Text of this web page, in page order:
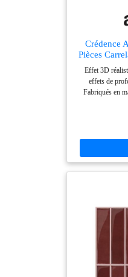
Crédence
Pièces
Carrelage
3D Dalle
Effet 3D
effets de
Fabriqués en
brillante et
carrelage
vos espaces.
22,9x29 cm
maison.
adhesif
mesurer,
credence
découpée pour